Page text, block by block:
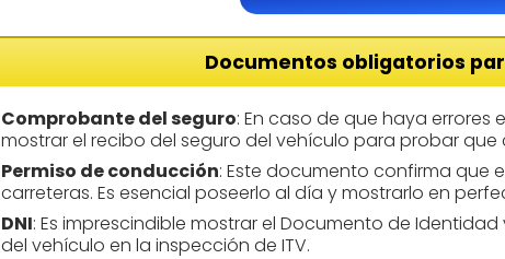
Documentos obligatorios
Comprobante del seguro: En caso de que haya errores
mostrar el recibo del seguro del vehículo para probar
Permiso de conducción: Este documento confirma que
carreteras. Es esencial poseerlo al día y mostrarlo en
DNI: Es imprescindible mostrar el Documento de
del vehículo en la inspección de ITV.